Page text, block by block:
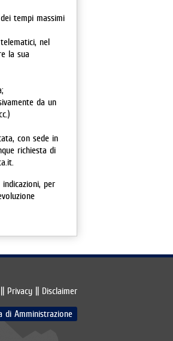
tempi massimi
nel
la sua
da un
con sede in
richiesta di
per
|| Privacy || Disclaimer
di Amministrazione